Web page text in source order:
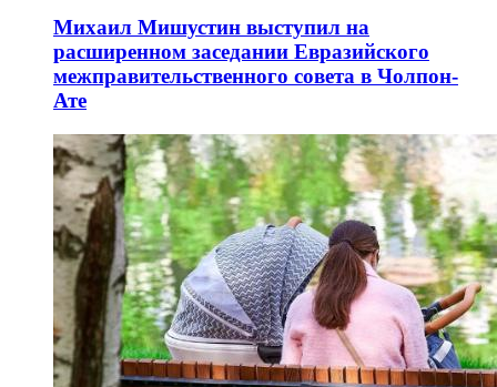
Михаил Мишустин выступил на
расширенном заседании Евразийского
межправительственного совета в Чолпон-
Ате